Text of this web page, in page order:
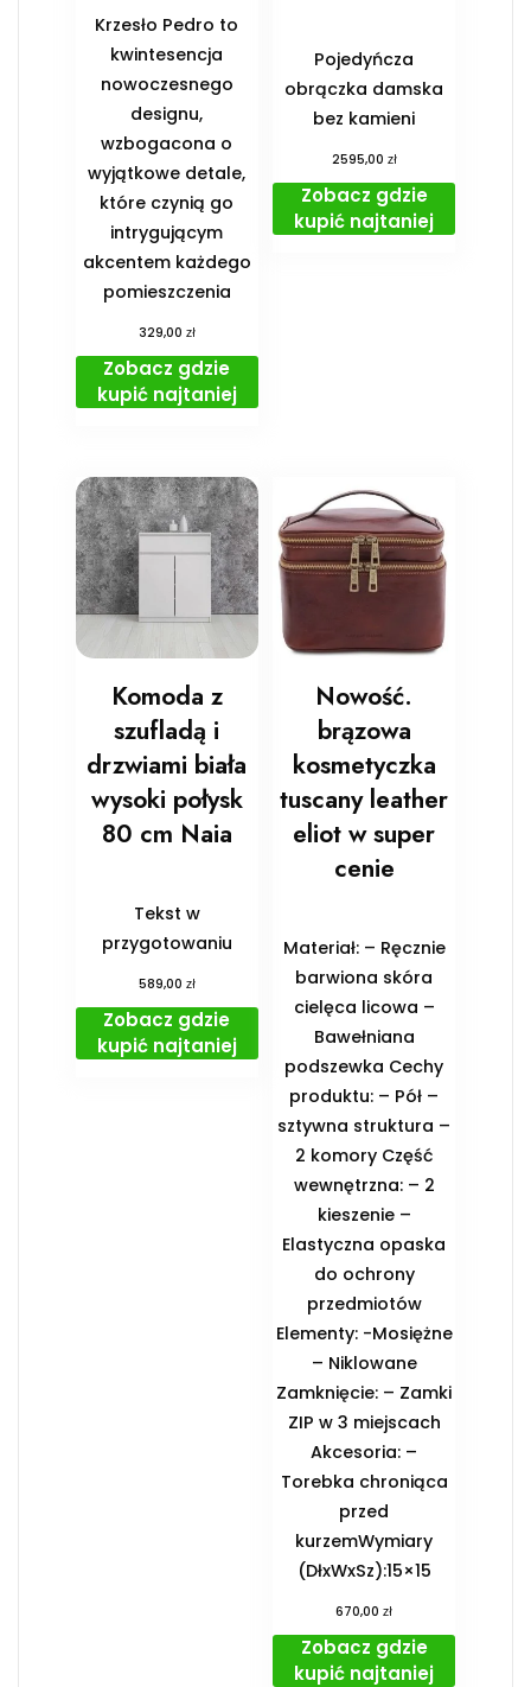
Krzesło Pedro to
kwintesencja
nowoczesnego
designu,
wzbogacona o
wyjątkowe detale,
które czynią go
intrygującym
akcentem każdego
pomieszczenia
329,00 zł
Zobacz gdzie
kupić najtaniej
Pojedyńcza
obrączka damska
bez kamieni
2595,00 zł
Zobacz gdzie
kupić najtaniej
Komoda z
szufladą i
drzwiami biała
wysoki połysk
80 cm Naia
Tekst w
przygotowaniu
589,00 zł
Zobacz gdzie
kupić najtaniej
Nowość.
brązowa
kosmetyczka
tuscany leather
eliot w super
cenie
Materiał: – Ręcznie
barwiona skóra
cielęca licowa –
Bawełniana
podszewka Cechy
produktu: – Pół –
sztywna struktura –
2 komory Część
wewnętrzna: – 2
kieszenie –
Elastyczna opaska
do ochrony
przedmiotów
Elementy: -Mosiężne
– Niklowane
Zamknięcie: – Zamki
ZIP w 3 miejscach
Akcesoria: –
Torebka chroniąca
przed
kurzemWymiary
(DłxWxSz):15×15
670,00zł
Zobacz gdzie
kupić najtaniej